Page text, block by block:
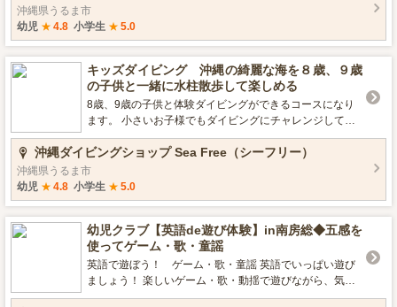
なたの夢が叶っちゃいます♪♪ 子供は４歳から参加できち
ゃう子供用のマーメイドもご用意しております。 女の子
だけや、親子、家族、カップル、妊娠中のママも楽しむ
事ができますよ 沖縄のビーチフォトやマタニティフォト
でも話題になっているので この機会に是非遊びに来てく
ださいね
沖縄県うるま市
幼児 ★ 4.8 小学生 ★ 5.0
キッズダイビング 沖縄の綺麗な海を８歳、９歳
の子供と一緒に水柱散歩して楽しめる
8歳、9歳の子供と体験ダイビングができるコースになり
ます。 小さいお子様でもダイビングにチャレンジしてみ
たい、何回かシュノーケリングをやっていてダイビング
にチャレンジしたい子供におすすめツアー 可愛いクマノ
ミを見たり、お魚に餌をあげて楽しむコースになります
沖縄ダイビングショップ Sea Free（シーフリー）
沖縄県うるま市
幼児 ★ 4.8 小学生 ★ 5.0
幼児クラブ【英語de遊び体験】in南房総◆五感を
使ってゲーム・歌・童謡
英語で遊ぼう！ ゲーム・歌・童謡 英語でいっぱい遊び
ましょう！ 楽しいゲーム・歌・動揺で遊びながら、気軽
に英語にふれる体験です。 夢中になるお子様の目の輝